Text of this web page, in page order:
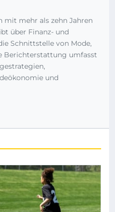
mit mehr als zehn Jahren
über Finanz- und
Schnittstelle von Mode,
Berichterstattung umfasst
und